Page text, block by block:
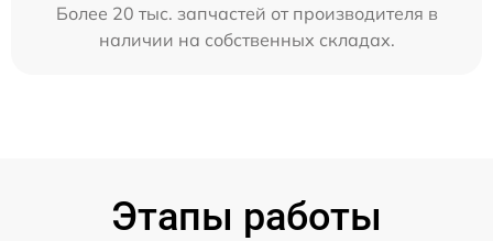
Более 20 тыс. запчастей от производителя в
наличии на собственных складах.
Этапы работы